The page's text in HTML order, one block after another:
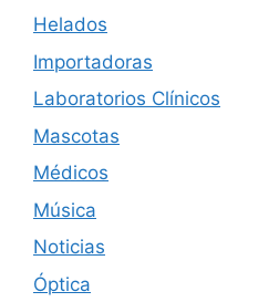
Helados
Importadoras
Laboratorios Clínicos
Mascotas
Médicos
Música
Noticias
Óptica